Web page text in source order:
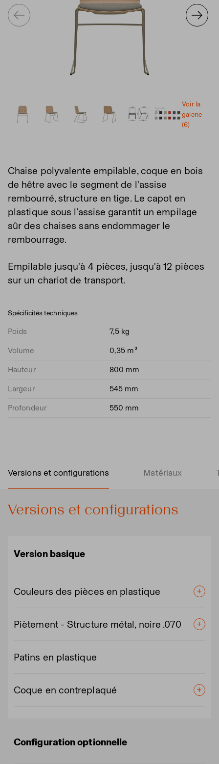
Voir la
galerie
(6)
Chaise polyvalente empilable, coque en bois
de hêtre avec le segment de l'assise
rembourré, structure en tige. Le capot en
plastique sous l’assise garantit un empilage
sûr des chaises sans endommager le
rembourrage.
Empilable jusqu'à 4 pièces, jusqu'à 12 pièces
sur un chariot de transport.
Spécificités techniques
Poids 7,5 kg
Volume 0,35 m³
Hauteur 800 mm
Largeur 545 mm
Profondeur 550 mm
Versions et configurations Matériaux
Versions et configurations
Version basique
Couleurs des pièces en plastique
Piètement - Structure métal, noire .070
Patins en plastique
Coque en contreplaqué
Configuration optionnelle